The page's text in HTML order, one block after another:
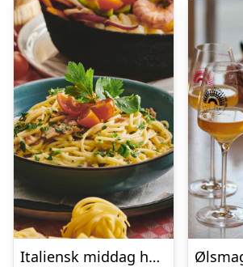
Italiensk middag hos Restaurant Pulcinella